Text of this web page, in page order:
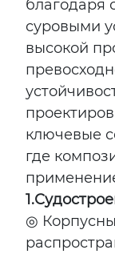
благодаря
суровыми
высокой
ключевые
где
1.
◎